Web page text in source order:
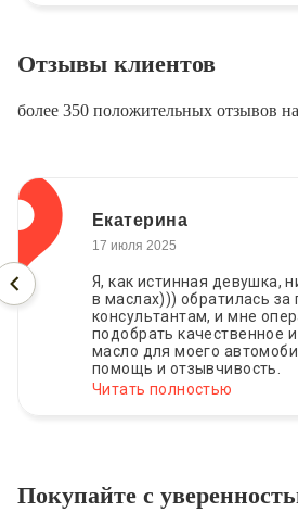
Отзывы клиентов
более 350 положительных отзывов
Екатерина
17 июля 2025
Я, как истинная девушка,
в маслах))) обратилась
консультантам, и мне
подобрать качественное
масло для моего
помощь и отзывчивость.
Читать полностью
Покупайте с